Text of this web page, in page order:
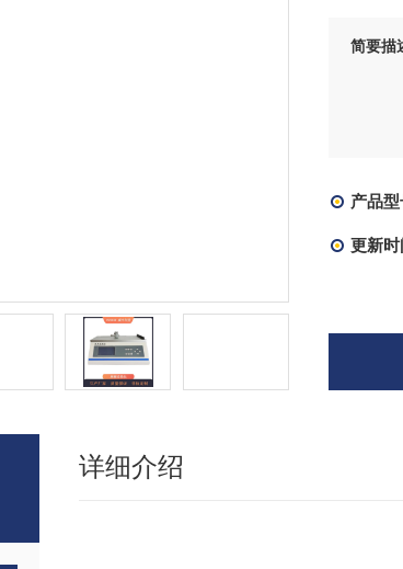
简要描
产品型
更新时
详细介绍